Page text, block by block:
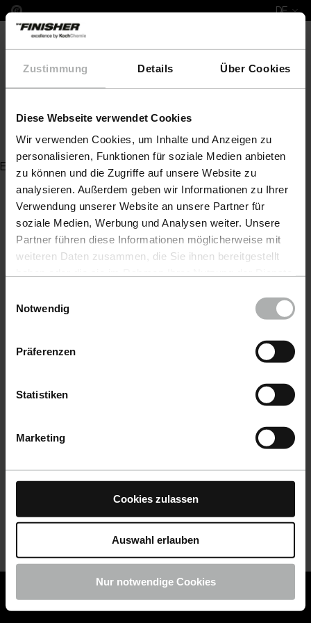
Zustimmung Details Über Cookies
Diese Webseite verwendet Cookies
Wir verwenden Cookies, um Inhalte und Anzeigen zu
personalisieren, Funktionen für soziale Medien anbieten
zu können und die Zugriffe auf unsere Website zu
analysieren. Außerdem geben wir Informationen zu Ihrer
Verwendung unserer Website an unsere Partner für
soziale Medien, Werbung und Analysen weiter. Unsere
Partner führen diese Informationen möglicherweise mit
weiteren Daten zusammen, die Sie ihnen bereitgestellt
Einstellungen zu den Cookies finden Sie unter
Notwendig
Präferenzen
Statistiken
Marketing
Cookies zulassen
Auswahl erlauben
Nur notwendige Cookies
DE
COLOURLOCK ist jetzt Teil von KochChemie -
COLOURLOCK Produkte shoppen
Hyper Dryer
Es wurde kein Artikel zu Ihrer Anfrage gefunden